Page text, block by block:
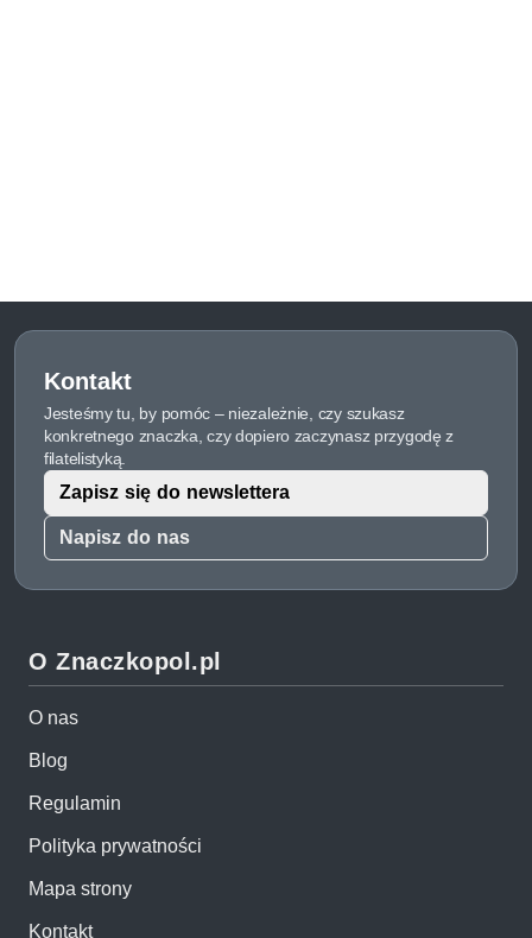
Kontakt
Jesteśmy tu, by pomóc – niezależnie, czy szukasz
konkretnego znaczka, czy dopiero zaczynasz przygodę z
filatelistyką.
Napisz do nas
Zapisz się do newslettera
O Znaczkopol.pl
O nas
Blog
Regulamin
Polityka prywatności
Mapa strony
Kontakt